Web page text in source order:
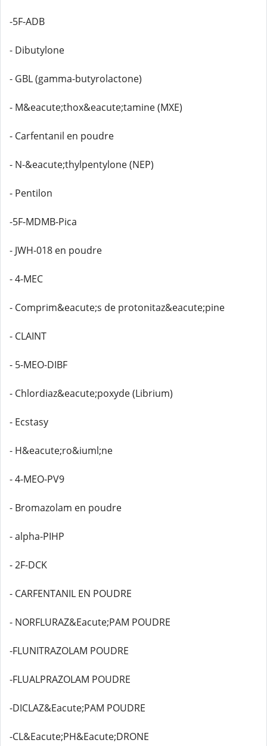
-5F-ADB
- Dibutylone
- GBL (gamma-butyrolactone)
- M&eacute;thox&eacute;tamine (MXE)
- Carfentanil en poudre
- N-&eacute;thylpentylone (NEP)
- Pentilon
-5F-MDMB-Pica
- JWH-018 en poudre
- 4-MEC
- Comprim&eacute;s de protonitaz&eacute;pine
- CLAINT
- 5-MEO-DIBF
- Chlordiaz&eacute;poxyde (Librium)
- Ecstasy
- H&eacute;ro&iuml;ne
- 4-MEO-PV9
- Bromazolam en poudre
- alpha-PIHP
- 2F-DCK
- CARFENTANIL EN POUDRE
- NORFLURAZ&Eacute;PAM POUDRE
-FLUNITRAZOLAM POUDRE
-FLUALPRAZOLAM POUDRE
-DICLAZ&Eacute;PAM POUDRE
-CL&Eacute;PH&Eacute;DRONE